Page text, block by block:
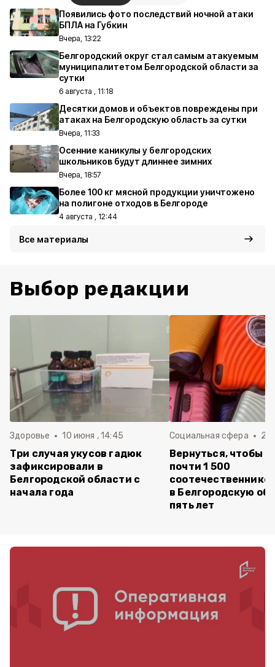
Появились фото последствий ночной атаки
БПЛА на Губкин
Вчера, 13:22
Белгородский округ стал самым атакуемым
муниципалитетом Белгородской области за
сутки
6 августа , 11:18
Десятки домов и объектов повреждены при
атаках на Белгородскую область за сутки
Вчера, 11:33
Осенние каникулы у белгородских
школьников будут длиннее зимних
Вчера, 18:57
Более 100 кг мясной продукции уничтожено
на полигоне отходов в Белгороде
4 августа , 12:44
Все материалы
Выбор редакции
Здоровье 10 июня , 14:45
Три случая укусов гадюк
зафиксировали в
Белгородской области с
начала года
Социальная сфера 20
Вернуться, чтобы
почти 1 500
в Белгородскую
пять лет